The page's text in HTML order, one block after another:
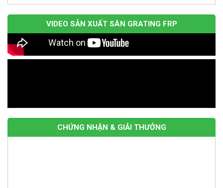
Thống Xử Lý Nước Thải Gia Đình
VIDEO SẢN XUẤT SÀN GRATING FRP
CHỨNG NHẬN & GIẢI THƯỞNG